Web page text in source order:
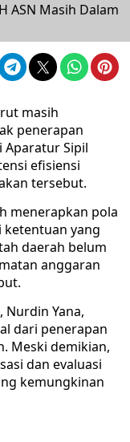
ASN Masih Dalam
masih
penerapan
Aparatur Sipil
efisiensi
tersebut.
menerapkan pola
ketentuan yang
daerah belum
anggaran
Yana,
dari penerapan
Meski demikian,
dan evaluasi
kemungkinan